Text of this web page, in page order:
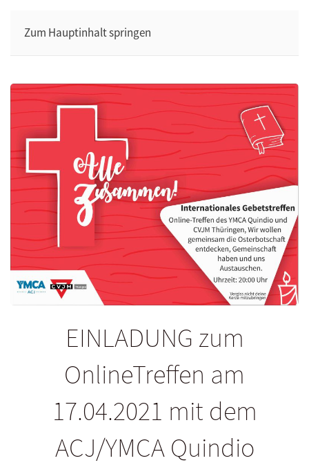
Zum Hauptinhalt springen
EINLADUNG zum
OnlineTreffen am
17.04.2021 mit dem
ACJ/YMCA Quindio